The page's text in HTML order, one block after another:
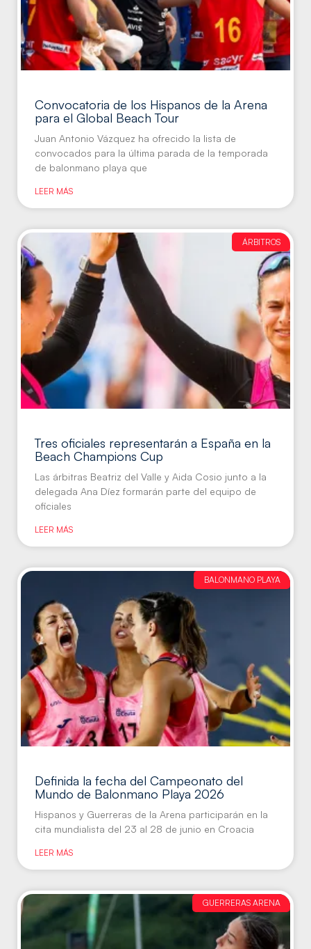
Convocatoria de los Hispanos de la Arena
para el Global Beach Tour
Juan Antonio Vázquez ha ofrecido la lista de
convocados para la última parada de la temporada
de balonmano playa que
LEER MÁS
ÁRBITROS
Tres oficiales representarán a España en la
Beach Champions Cup
Las árbitras Beatriz del Valle y Aida Cosio junto a la
delegada Ana Díez formarán parte del equipo de
oficiales
LEER MÁS
BALONMANO PLAYA
Definida la fecha del Campeonato del
Mundo de Balonmano Playa 2026
Hispanos y Guerreras de la Arena participarán en la
cita mundialista del 23 al 28 de junio en Croacia
LEER MÁS
GUERRERAS ARENA